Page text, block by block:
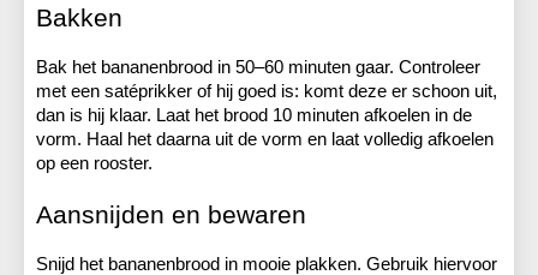
Bakken
Bak het bananenbrood in 50–60 minuten gaar. Controleer
met een satéprikker of hij goed is: komt deze er schoon uit,
dan is hij klaar. Laat het brood 10 minuten afkoelen in de
vorm. Haal het daarna uit de vorm en laat volledig afkoelen
op een rooster.
Aansnijden en bewaren
Snijd het bananenbrood in mooie plakken. Gebruik hiervoor